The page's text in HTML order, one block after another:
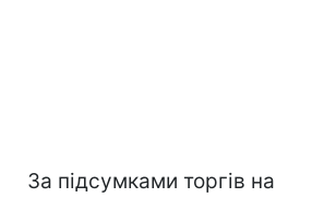
За підсумками торгів на